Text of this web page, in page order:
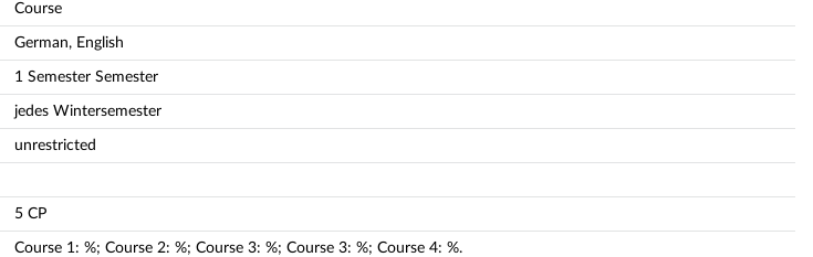
Course
German, English
1 Semester Semester
jedes Wintersemester
unrestricted
5 CP
Course 1: %; Course 2: %; Course 3: %; Course 3: %; Course 4: %.